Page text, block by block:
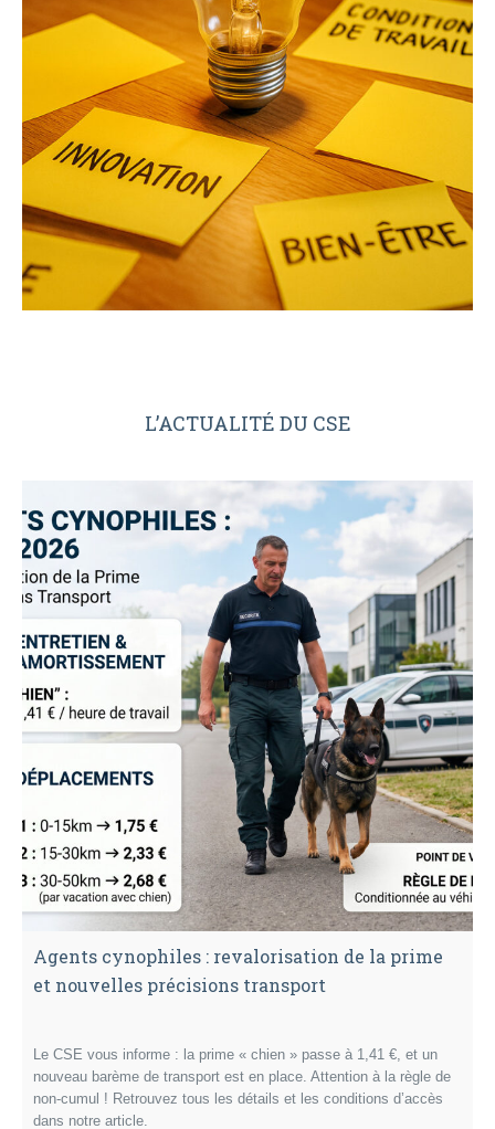
L’ACTUALITÉ DU CSE
Agents cynophiles : revalorisation de la prime
et nouvelles précisions transport
Le CSE vous informe : la prime « chien » passe à 1,41 €, et un
nouveau barème de transport est en place. Attention à la règle de
non-cumul ! Retrouvez tous les détails et les conditions d’accès
dans notre article.